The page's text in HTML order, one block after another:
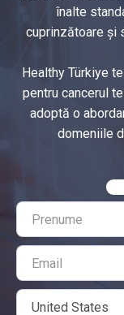
înalte
cuprinzătoare și
Healthy Türkiye
pentru cancerul
adoptă o
domeniile